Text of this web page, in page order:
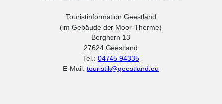
Touristinformation Geestland
(im Gebäude der Moor-Therme)
Berghorn 13
27624 Geestland
Tel.: 04745 94335
E-Mail:touristik@geestland.eu